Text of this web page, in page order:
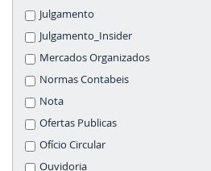
Julgamento
Julgamento_Insider
Mercados Organizados
Normas Contabeis
Nota
Ofertas Publicas
Ofício Circular
Ouvidoria